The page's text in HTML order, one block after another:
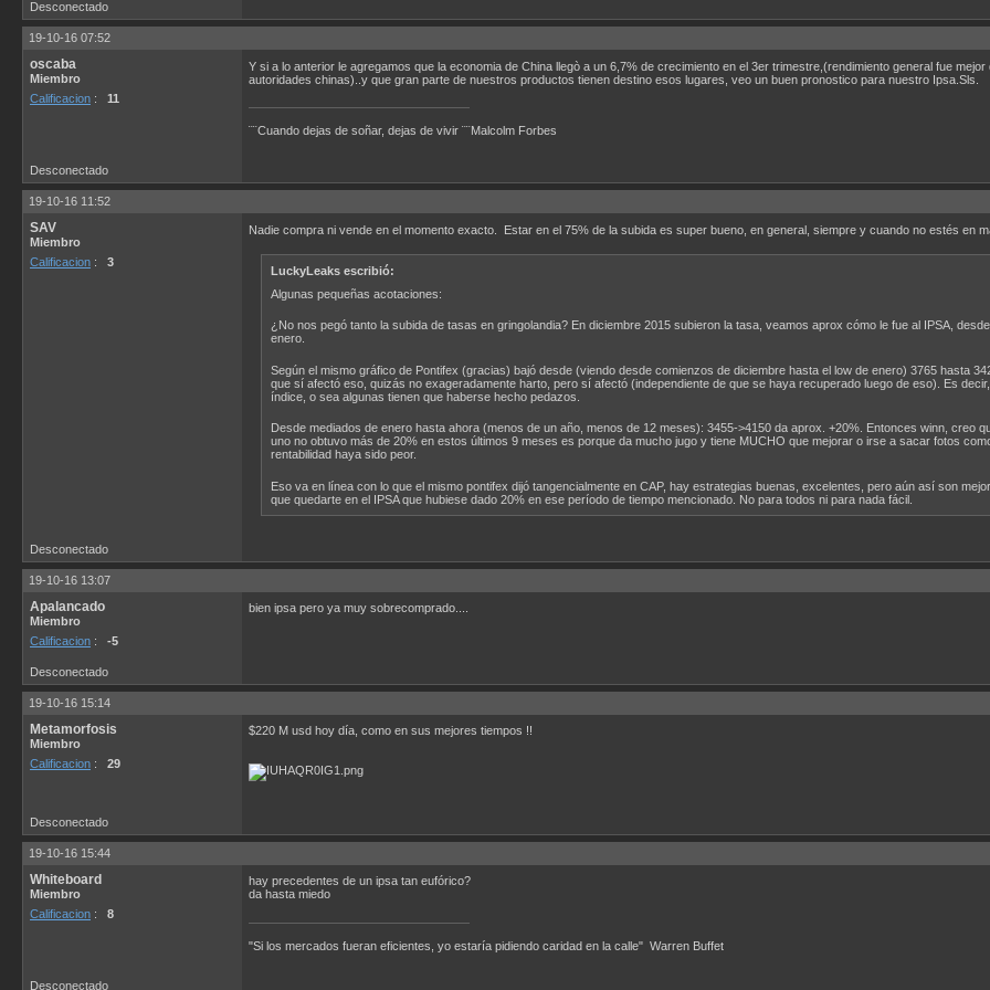
Desconectado
19-10-16 07:52
oscaba
Miembro
Calificacion : 11
Y si a lo anterior le agregamos que la economia de China llegò a un 6,7% de crecimiento en el 3er trimestre,(rendimiento general fue
autoridades chinas)..y que gran parte de nuestros productos tienen destino esos lugares, veo un buen pronostico para nuestro Ipsa.Sls.
¨¨Cuando dejas de soñar, dejas de vivir ¨¨Malcolm Forbes
Desconectado
19-10-16 11:52
SAV
Miembro
Calificacion : 3
Nadie compra ni vende en el momento exacto. Estar en el 75% de la subida es super bueno, en general, siempre y cuando no estés en
LuckyLeaks escribió:
Algunas pequeñas acotaciones:
¿No nos pegó tanto la subida de tasas en gringolandia? En diciembre 2015 subieron la tasa, veamos aprox cómo le fue al IPSA,
enero.
Según el mismo gráfico de Pontifex (gracias) bajó desde (viendo desde comienzos de diciembre hasta el low de enero) 3765 hasta
que sí afectó eso, quizás no exageradamente harto, pero sí afectó (independiente de que se haya recuperado luego de eso). Es
índice, o sea algunas tienen que haberse hecho pedazos.
Desde mediados de enero hasta ahora (menos de un año, menos de 12 meses): 3455->4150 da aprox. +20%. Entonces winn, creo
uno no obtuvo más de 20% en estos últimos 9 meses es porque da mucho jugo y tiene MUCHO que mejorar o irse a sacar fotos
rentabilidad haya sido peor.
Eso va en línea con lo que el mismo pontifex dijó tangencialmente en CAP, hay estrategias buenas, excelentes, pero aún así son
que quedarte en el IPSA que hubiese dado 20% en ese período de tiempo mencionado. No para todos ni para nada fácil.
Desconectado
19-10-16 13:07
Apalancado
Miembro
Calificacion : -5
bien ipsa pero ya muy sobrecomprado....
Desconectado
19-10-16 15:14
Metamorfosis
Miembro
Calificacion : 29
$220 M usd hoy día, como en sus mejores tiempos !!
Desconectado
19-10-16 15:44
Whiteboard
Miembro
Calificacion : 8
hay precedentes de un ipsa tan eufórico?
da hasta miedo
"Si los mercados fueran eficientes, yo estaría pidiendo caridad en la calle" Warren Buffet
Desconectado